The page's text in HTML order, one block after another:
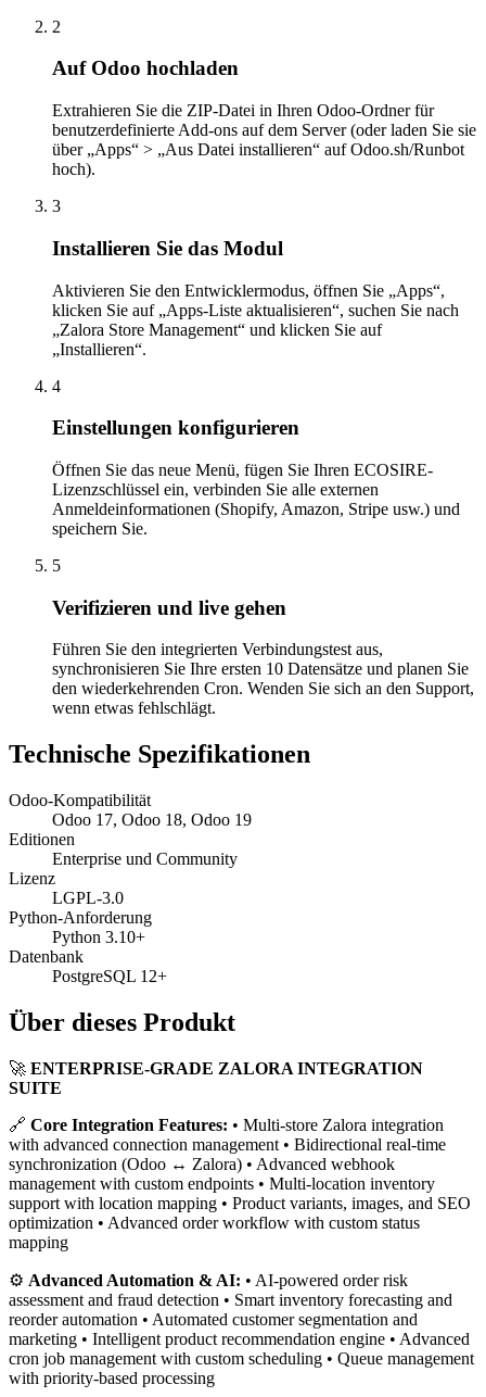
2
Auf Odoo hochladen
Extrahieren Sie die ZIP-Datei in Ihren Odoo-Ordner für
benutzerdefinierte Add-ons auf dem Server (oder laden Sie sie
über „Apps“ > „Aus Datei installieren“ auf Odoo.sh/Runbot
hoch).
3
Installieren Sie das Modul
Aktivieren Sie den Entwicklermodus, öffnen Sie „Apps“,
klicken Sie auf „Apps-Liste aktualisieren“, suchen Sie nach
„Zalora Store Management“ und klicken Sie auf
„Installieren“.
4
Einstellungen konfigurieren
Öffnen Sie das neue Menü, fügen Sie Ihren ECOSIRE-
Lizenzschlüssel ein, verbinden Sie alle externen
Anmeldeinformationen (Shopify, Amazon, Stripe usw.) und
speichern Sie.
5
Verifizieren und live gehen
Führen Sie den integrierten Verbindungstest aus,
synchronisieren Sie Ihre ersten 10 Datensätze und planen Sie
den wiederkehrenden Cron. Wenden Sie sich an den Support,
wenn etwas fehlschlägt.
Technische Spezifikationen
Odoo-Kompatibilität
Odoo 17, Odoo 18, Odoo 19
Editionen
Enterprise und Community
Lizenz
LGPL-3.0
Python-Anforderung
Python 3.10+
Datenbank
PostgreSQL 12+
Über dieses Produkt
🚀 ENTERPRISE-GRADE ZALORA INTEGRATION
SUITE
🔗 Core Integration Features: • Multi-store Zalora integration
with advanced connection management • Bidirectional real-time
synchronization (Odoo ↔ Zalora) • Advanced webhook
management with custom endpoints • Multi-location inventory
support with location mapping • Product variants, images, and SEO
optimization • Advanced order workflow with custom status
mapping
⚙️ Advanced Automation & AI: • AI-powered order risk
assessment and fraud detection • Smart inventory forecasting and
reorder automation • Automated customer segmentation and
marketing • Intelligent product recommendation engine • Advanced
cron job management with custom scheduling • Queue management
with priority-based processing